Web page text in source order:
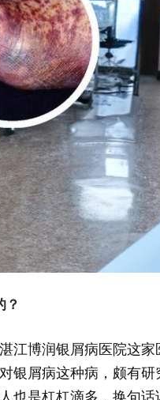
？
江博润银屑病医院这家
银屑病这种病，颇有
也是杠杠滴多，换句